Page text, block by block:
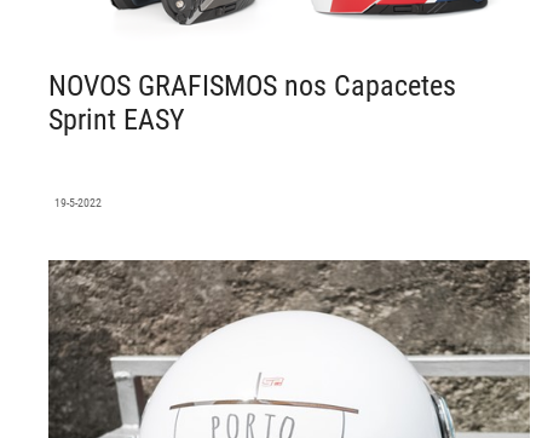
NOVOS GRAFISMOS nos Capacetes
Sprint EASY
19-5-2022